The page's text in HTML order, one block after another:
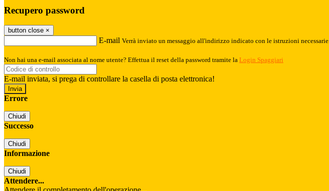
Recupero password
button close ×
E-mail Verrà inviato un messaggio all'indirizzo indicato con le istruzioni
Non hai una e-mail associata al nome utente? Effettua il reset della password tramite la Login Spaggiari
E-mail inviata, si prega di controllare la casella di posta elettronica!
Errore
Chiudi
Successo
Chiudi
Informazione
Chiudi
Attendere...